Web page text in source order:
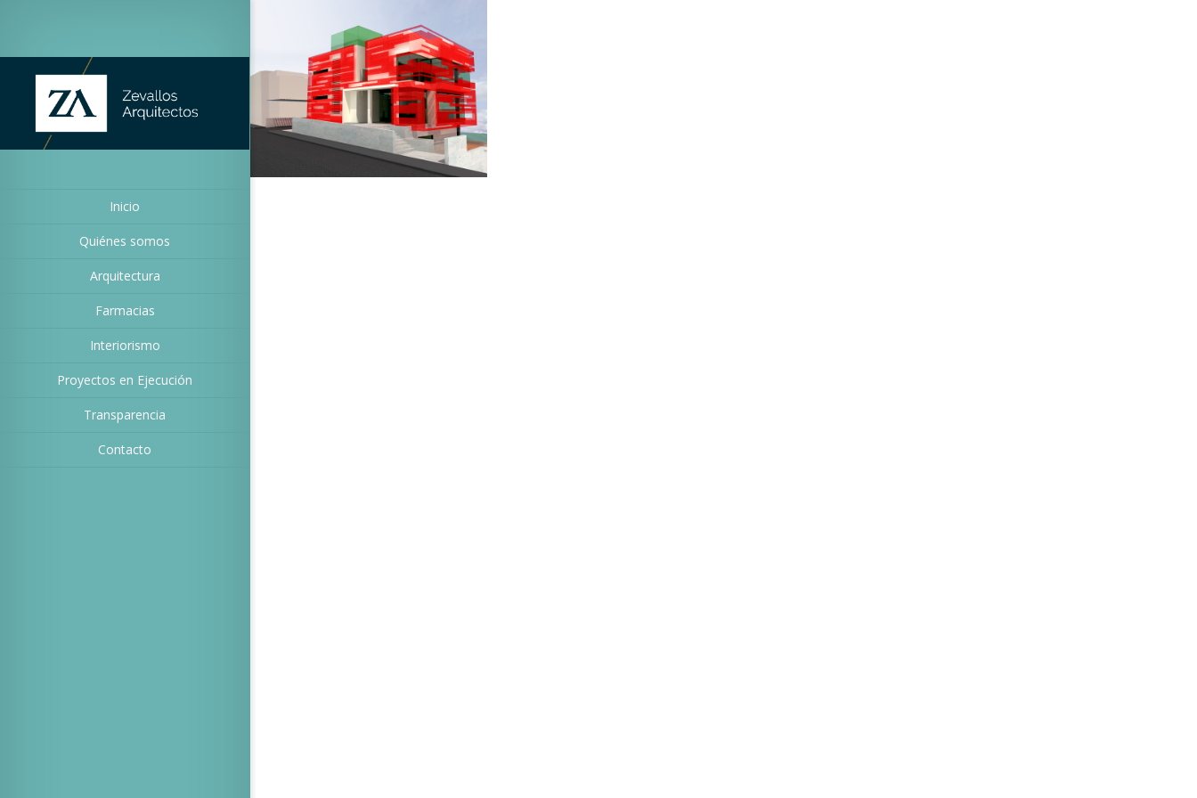
Inicio
Quiénes somos
Arquitectura
Farmacias
Interiorismo
Proyectos en Ejecución
Transparencia
Contacto